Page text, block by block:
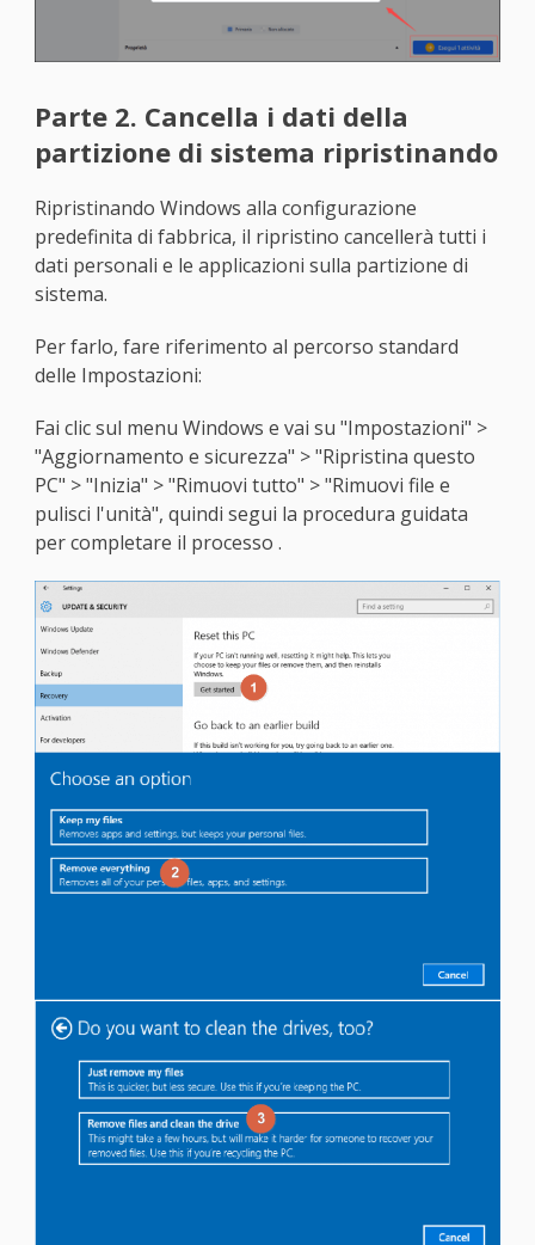
Parte 2. Cancella i dati della
partizione di sistema ripristinando
Ripristinando Windows alla configurazione
predefinita di fabbrica, il ripristino cancellerà tutti i
dati personali e le applicazioni sulla partizione di
sistema.
Per farlo, fare riferimento al percorso standard
delle Impostazioni:
Fai clic sul menu Windows e vai su "Impostazioni" >
"Aggiornamento e sicurezza" > "Ripristina questo
PC" > "Inizia" > "Rimuovi tutto" > "Rimuovi file e
pulisci l'unità", quindi segui la procedura guidata
per completare il processo .